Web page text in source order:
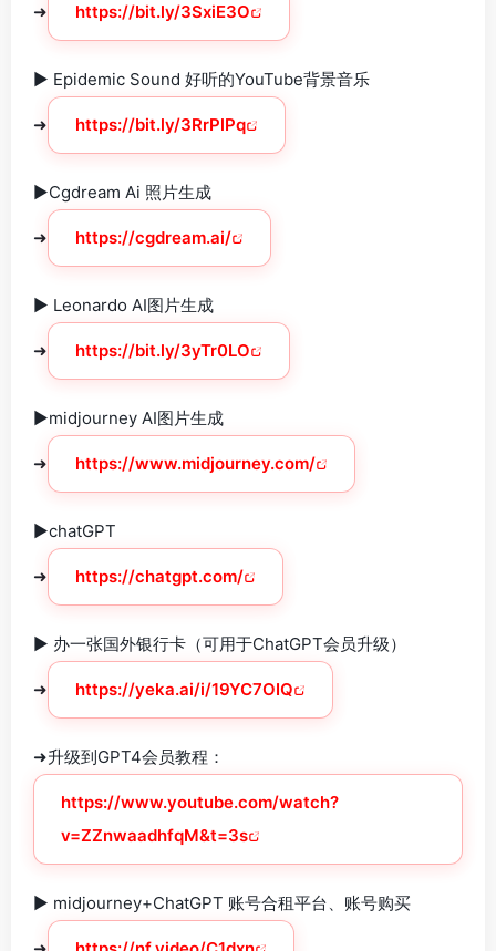
➜ https://bit.ly/3SxiE3O
► Epidemic Sound 好听的YouTube背景音乐
➜ https://bit.ly/3RrPlPq
►Cgdream Ai 照片生成
➜ https://cgdream.ai/
► Leonardo AI图片生成
➜ https://bit.ly/3yTr0LO
►midjourney AI图片生成
➜ https://www.midjourney.com/
►chatGPT
➜ https://chatgpt.com/
► 办一张国外银行卡（可用于ChatGPT会员升级）
➜ https://yeka.ai/i/19YC7OIQ
➜升级到GPT4会员教程：
https://www.youtube.com/watch?
v=ZZnwaadhfqM&t=3s
► midjourney+ChatGPT 账号合租平台、账号购买